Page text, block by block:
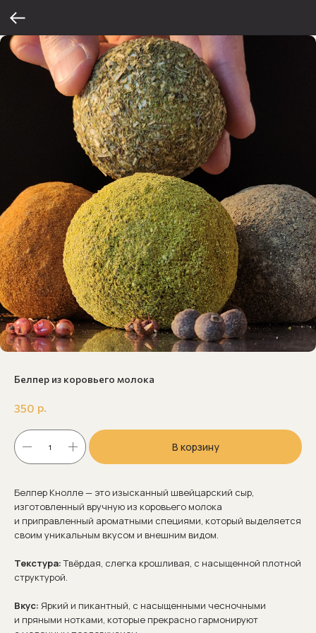
Белпер из коровьего молока
350 р.
В корзину
Белпер Кнолле — это изысканный швейцарский сыр,
изготовленный вручную из коровьего молока
и приправленный ароматными специями, который выделяется
своим уникальным вкусом и внешним видом.
Текстура:Твёрдая, слегка крошливая, с насыщенной плотной
структурой.
Вкус: Яркий и пикантный, с насыщенными чесночными
и пряными нотками, которые прекрасно гармонируют